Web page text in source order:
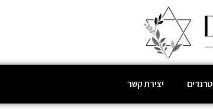
טרנדים יצירת קשר